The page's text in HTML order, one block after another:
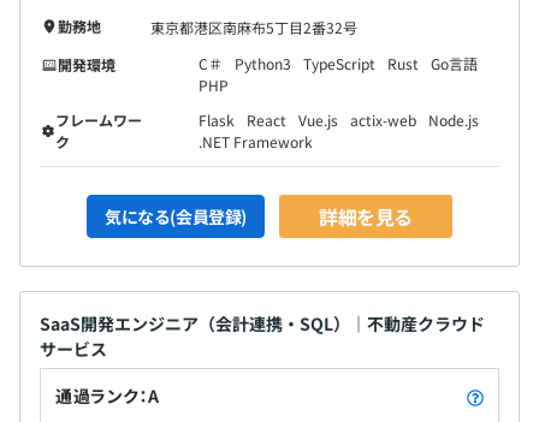
勤務地
東京都港区南麻布5丁目2番32号
開発環境
C＃ Python3 TypeScript Rust
Go言語
PHP
フレームワー
ク
Flask React Vue.js actix-web
Node.js
.NET Framework
気になる(会員登録) 詳細を見る
SaaS開発エンジニア（会計連携・SQL）｜不動産クラウド
サービス
通過ランク：A